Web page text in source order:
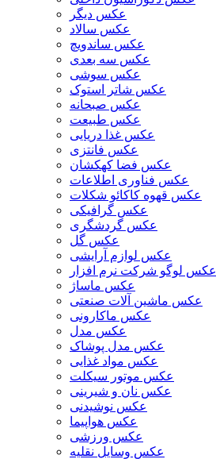
عکس دیگر
عکس سالاد
عکس ساندویچ
عکس سه بعدی
عکس سوشی
عکس شاتر استوک
عکس صبحانه
عکس طبیعت
عکس غذا دریایی
عکس فانتزی
عکس فضا کهکشان
عکس فناوری اطلاعات
عکس قهوه کاکائو شکلات
عکس گرافیکی
عکس گردشگری
عکس گل
عکس لوازم آرایشی
عکس لوگو شرکت نرم افزار
عکس ماساژ
عکس ماشین آلات صنعتی
عکس ماکارونی
عکس مدل
عکس مدل پوشاک
عکس مواد غذایی
عکس موتور سیکلت
عکس نان و شیرینی
عکس نوشیدنی
عکس هواپیما
عکس ورزشی
عکس وسایل نقلیه